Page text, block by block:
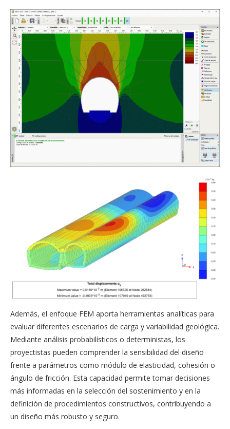
Además, el enfoque FEM aporta herramientas analíticas para
evaluar diferentes escenarios de carga y variabilidad geológica.
Mediante análisis probabilísticos o deterministas, los
proyectistas pueden comprender la sensibilidad del diseño
frente a parámetros como módulo de elasticidad, cohesión o
ángulo de fricción. Esta capacidad permite tomar decisiones
más informadas en la selección del sostenimiento y en la
definición de procedimientos constructivos, contribuyendo a
un diseño más robusto y seguro.